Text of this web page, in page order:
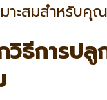
าะสมสำหรับคุณ
วิธีการป